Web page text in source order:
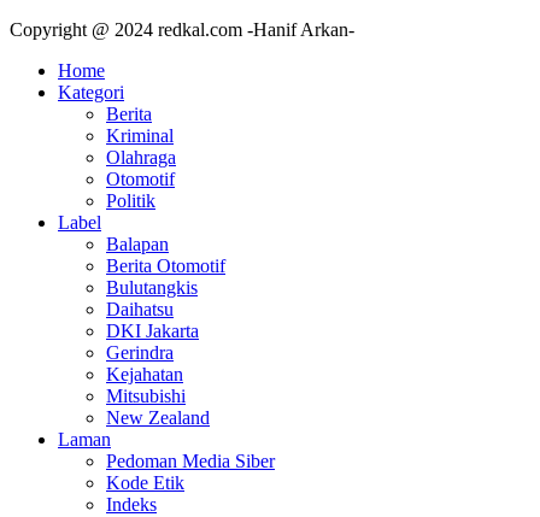
Copyright @ 2024 redkal.com -Hanif Arkan-
Home
Kategori
Berita
Kriminal
Olahraga
Otomotif
Politik
Label
Balapan
Berita Otomotif
Bulutangkis
Daihatsu
DKI Jakarta
Gerindra
Kejahatan
Mitsubishi
New Zealand
Laman
Pedoman Media Siber
Kode Etik
Indeks